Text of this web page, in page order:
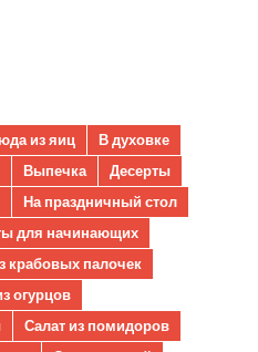
из яиц
В духовке
Выпечка
Десерты
На праздничный стол
для начинающих
крабовых палочек
огурцов
Салат из помидоров